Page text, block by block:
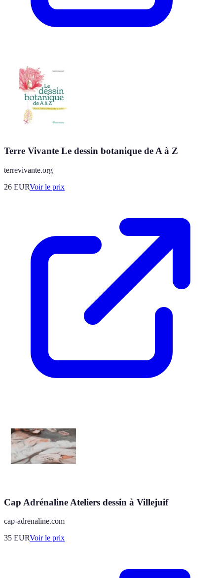
Terre Vivante Le dessin botanique de A à Z
terrevivante.org
26 EURVoir le prix
Cap Adrénaline Ateliers dessin à Villejuif
cap-adrenaline.com
35 EURVoir le prix